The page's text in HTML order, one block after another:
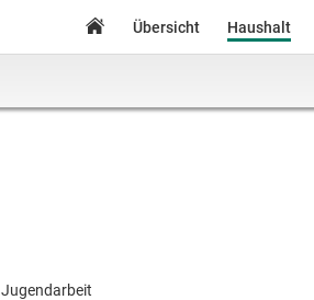
Übersicht Haushalt
Jugendarbeit